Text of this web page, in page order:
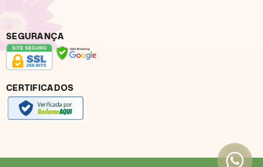
SEGURANÇA
CERTIFICADOS